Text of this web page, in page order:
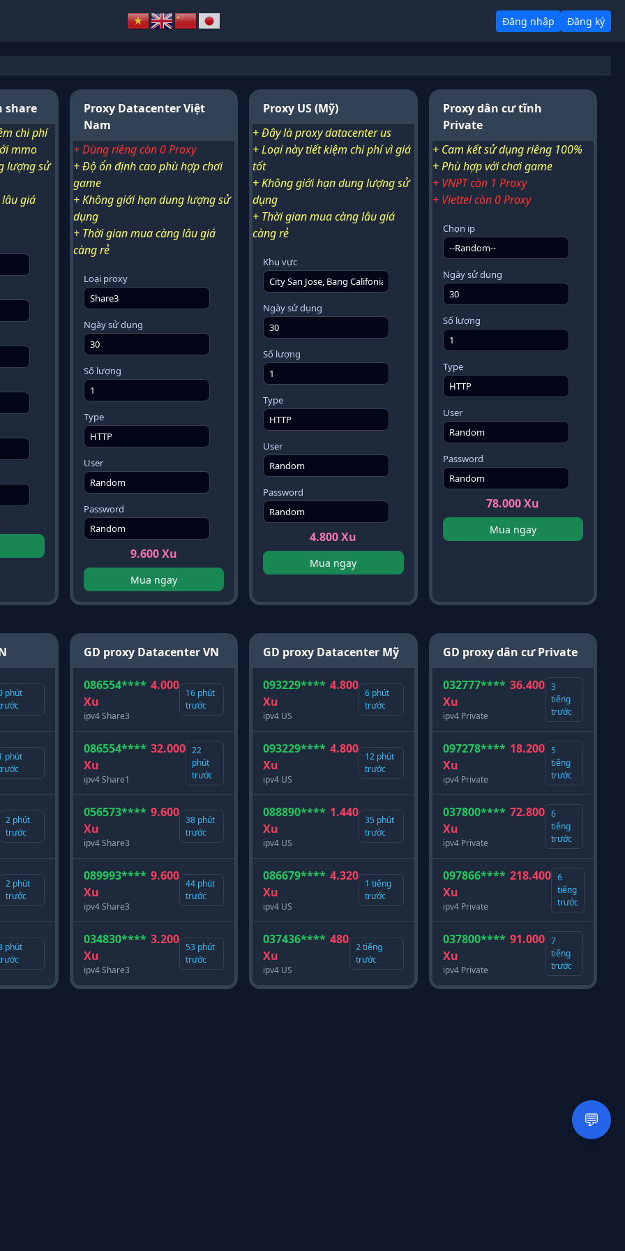
Đăng nhập Đăng ký
share
chi phí
mmo
lượng sử
giá
Proxy Datacenter Việt
Nam
+ Dùng riêng còn 0 Proxy
+ Độ ổn định cao phù hợp chơi
game
+ Không giới hạn dung lượng sử
dụng
+ Thời gian mua càng lâu giá
càng rẻ
Loại proxy
Ngày sử dụng
Số lượng
Type
User
Password
9.600 Xu
Mua ngay
Proxy US (Mỹ)
+ Đây là proxy datacenter us
+ Loại này tiết kiệm chi phí vì giá
tốt
+ Không giới hạn dung lượng sử
dụng
+ Thời gian mua càng lâu giá
càng rẻ
Khu vực
Ngày sử dụng
Số lượng
Type
User
Password
4.800 Xu
Mua ngay
Proxy dân cư tĩnh
Private
+ Cam kết sử dụng riêng 100%
+ Phù hợp với chơi game
+ VNPT còn 1 Proxy
+ Viettel còn 0 Proxy
Chọn ip
Ngày sử dụng
Số lượng
Type
User
Password
78.000 Xu
Mua ngay
phút
phút
2 phút
trước
2 phút
trước
phút
GD proxy Datacenter VN
086554**** 4.000
Xu
ipv4 Share3
16 phút
trước
086554**** 32.000
Xu
ipv4 Share1
22
phút
trước
056573**** 9.600
Xu
ipv4 Share3
38 phút
trước
089993**** 9.600
Xu
ipv4 Share3
44 phút
trước
034830**** 3.200
Xu
ipv4 Share3
53 phút
trước
GD proxy Datacenter Mỹ
093229**** 4.800
Xu
ipv4 US
6 phút
trước
093229**** 4.800
Xu
ipv4 US
12 phút
trước
088890**** 1.440
Xu
ipv4 US
35 phút
trước
086679**** 4.320
Xu
ipv4 US
1 tiếng
trước
037436**** 480
Xu
ipv4 US
2 tiếng
trước
GD proxy dân cư Private
032777**** 36.400
Xu
ipv4 Private
3
tiếng
trước
097278**** 18.200
Xu
ipv4 Private
5
tiếng
trước
037800**** 72.800
Xu
ipv4 Private
6
tiếng
trước
097866**** 218.400
Xu
ipv4 Private
6
tiếng
trước
037800**** 91.000
Xu
ipv4 Private
7
tiếng
trước